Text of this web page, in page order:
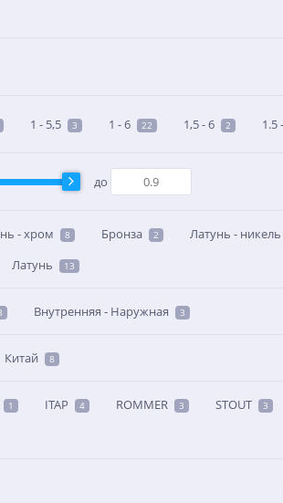
1 - 5,5 3 1 - 6 22 1,5 - 6 2 1.5
до
- хром 8 Бронза 2 Латунь - никель
Латунь 13
Внутренняя - Наружная 3
Китай 8
1 ITAP 4 ROMMER 3 STOUT 3